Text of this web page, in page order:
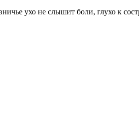
ухо не слышит боли, глухо к